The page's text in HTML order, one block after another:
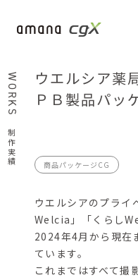
WORKS
制作実績
ウエルシア薬
ＰＢ製品パッ
商品パッケージCG
ウエルシアのプライ
Welcia」「くらし
2024年4月から現在
ています。
これまではすべて撮